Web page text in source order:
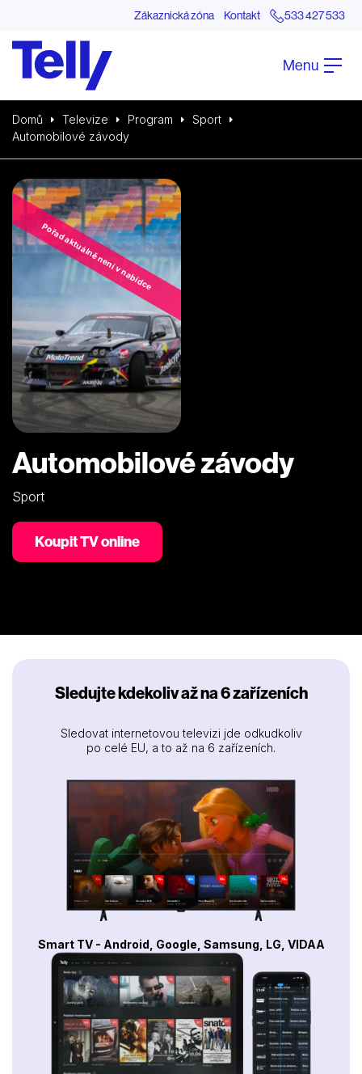
Zákaznická zóna Kontakt 533 427 533
Menu
Domů Televize Program
Sport
Automobilové závody
Pořad aktuálně není v nabídce
Automobilové závody
Sport
Koupit TV online
Sledujte kdekoliv až na 6 zařízeních
Sledovat internetovou televizi jde odkudkoliv
po celé EU, a to až na 6 zařízeních.
Smart TV - Android, Google, Samsung, LG, VIDAA